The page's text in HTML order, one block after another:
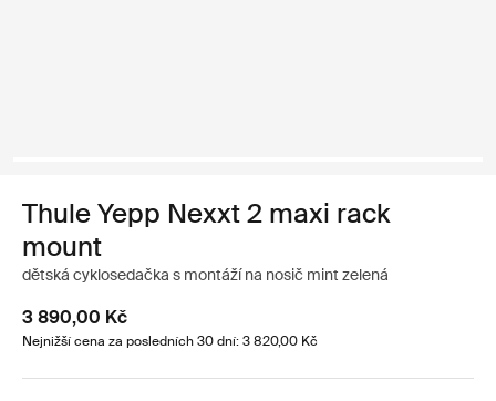
Thule Yepp Nexxt 2 maxi rack
mount
dětská cyklosedačka s montáží na nosič mint zelená
3 890,00 Kč
Nejnižší cena za posledních 30 dní: 3 820,00 Kč